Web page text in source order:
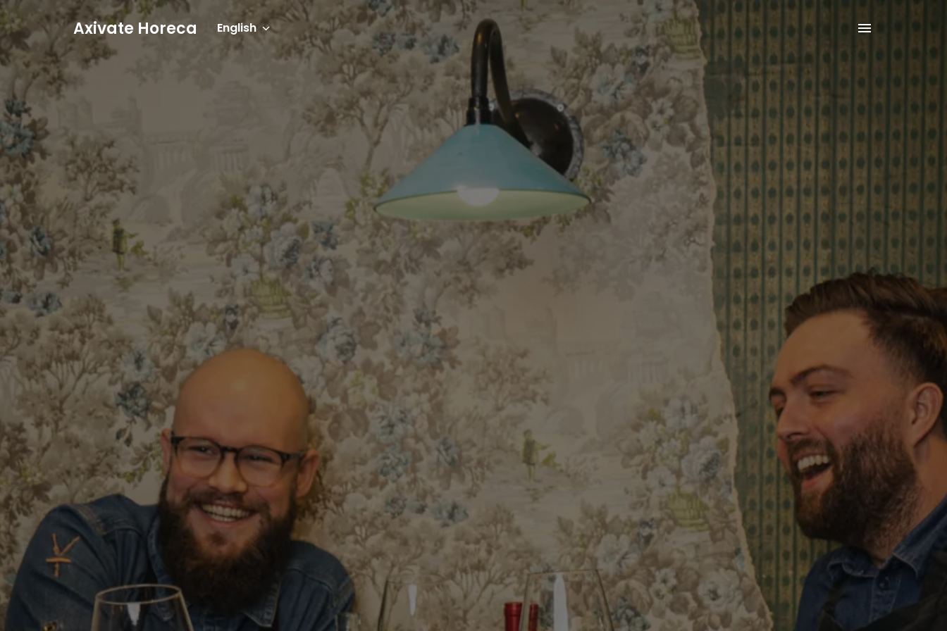
Skip
to
content
Axivate Horeca
Homepage English